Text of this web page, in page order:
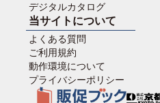
デジタルカタログ
当サイトについて
よくある質問
ご利用規約
動作環境について
プライバシーポリシー